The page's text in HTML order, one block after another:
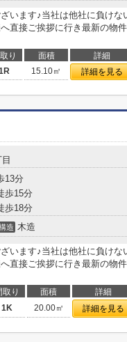
います♪当社は他社に負けな
直接ご挨拶に行き最新の物
り 面積 詳細
15.10㎡ 詳細を見る
13分
歩15分
歩18分
造 木造
います♪当社は他社に負けな
直接ご挨拶に行き最新の物
取り 面積 詳細
1K 20.00㎡ 詳細を見る